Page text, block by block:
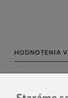
HODNOTENIA